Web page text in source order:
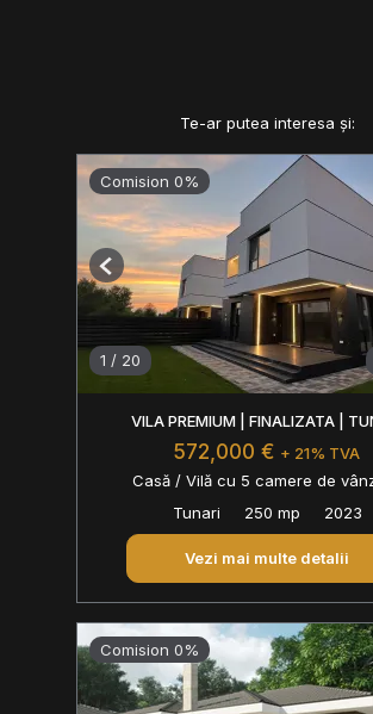
Te-ar putea interesa și:
Comision 0%
1 / 20
Previous
VILA PREMIUM | FINALIZATA |
572,000 € + 21% TVA
Casă / Vilă cu 5 camere de
Tunari
250 mp 2023
Vezi mai multe detalii
Comision 0%